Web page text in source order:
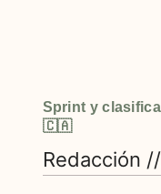
Sprint y
🇨🇦
Redacción